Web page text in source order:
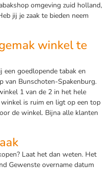
omgeving zuid holland,
jij je zaak te bieden neem
winkel te
goedlopende tabak en
van Bunschoten-Spakenburg.
1 van de 2 in het hele
is ruim en ligt op een top
de winkel. Bijna alle klanten
Laat het dan weten. Het
Gewenste overname datum